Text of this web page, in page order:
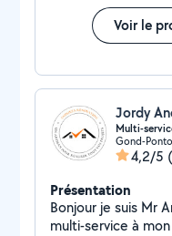
Voir le
Multi-
Gond-
4,2/5
Présentation
Bonjour je suis Mr
multi-service à